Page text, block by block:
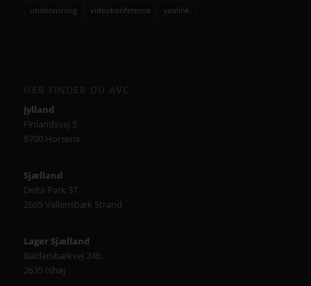
undervisning
videokonference yealink
Jylland
Finlandsvej 5
8700 Horsens
Sjælland
Delta Park 37
2665 Vallensbæk Strand
Lager Sjælland
Baldersbækvej 24b
2635 Ishøj